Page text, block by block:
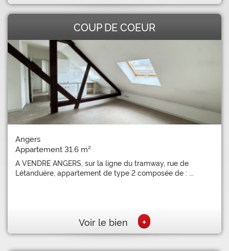
COUP DE COEUR
Angers
Appartement 31.6 m²
A VENDRE ANGERS, sur la ligne du tramway, rue de
Létanduère, appartement de type 2 composée de : ...
Voir le bien +